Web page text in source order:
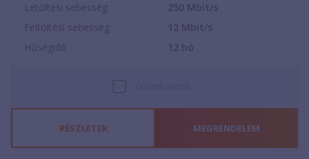
Letöltési sebesség
250 Mbit/s
Feltöltési sebesség
12 Mbit/s
Hűségidő
12 hó
RÉSZLETEK MEGRENDELEM